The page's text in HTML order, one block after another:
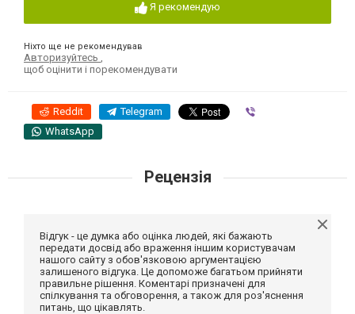
Я рекомендую
Ніхто ще не рекомендував
Авторизуйтесь
щоб оцінити і порекомендувати
Reddit Telegram
WhatsApp
Рецензія
Відгук - це думка або оцінка людей, які бажають
передати досвід або враження іншим користувачам
нашого сайту з обов'язковою аргументацією
залишеного відгука. Це допоможе багатьом прийняти
правильне рішення. Коментарі призначені для
спілкування та обговорення, а також для роз'яснення
питань, що цікавлять.